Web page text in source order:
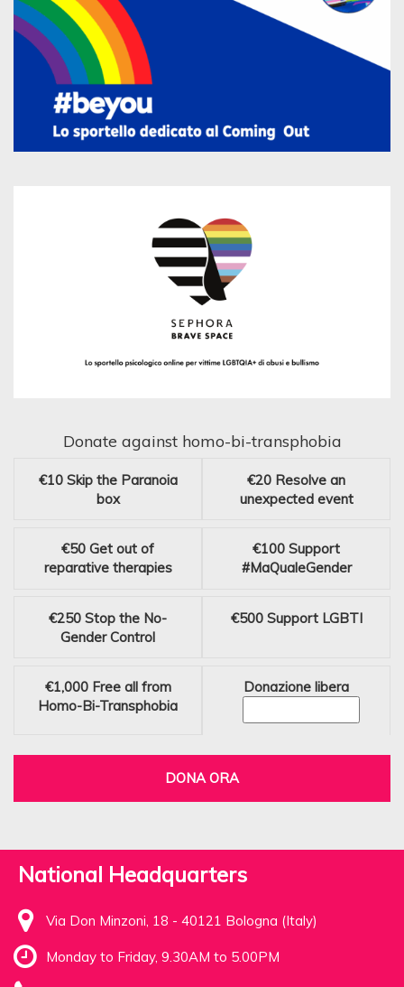
Donate against homo-bi-transphobia
€10 Skip the Paranoia
box
€20 Resolve an
unexpected event
€50 Get out of
reparative therapies
€100 Support
#MaQualeGender
€250 Stop the No-
Gender Control
€500 Support LGBTI
€1,000 Free all from
Homo-Bi-Transphobia
Donazione libera
DONA ORA
National Headquarters
Via Don Minzoni, 18 - 40121 Bologna (Italy)
Monday to Friday, 9.30AM to 5.00PM